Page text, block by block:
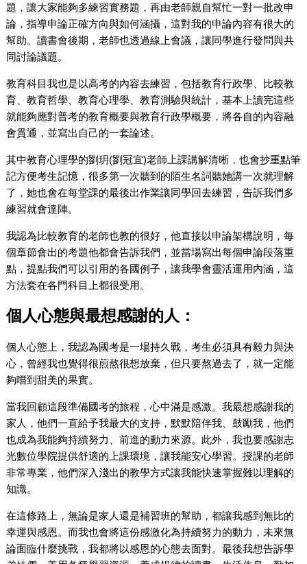
題，讓大家能夠多練習實務題，再由老師親自幫忙一對一批改申
論，指導申論正確方向與如何涵攝，這對我的申論內容有很大的
幫助。讀書會後期，老師也透過線上會議，讓同學進行發問與共
同討論議題。
教育科目我也是以高考的內容去練習，包括教育行政學、比較教
育、教育哲學、教育心理學、教育測驗與統計，基本上讀完這些
就能夠應對普考的教育概要與教育行政學概要，將各自的內容融
會貫通，並寫出自己的一套論述。
其中教育心理學的劉玥(劉冠宜)老師上課講解清晰，也會抄重點筆
記方便考生記憶，很多第一次聽到的陌生名詞聽她講一次就理解
了，她也會在每堂課的最後出作業讓同學回去練習，告訴我們多
練習就會達陣。
我認為比較教育的老師也教的很好，他直接以申論架構說明，每
個章節會出的考題他都會告訴我們，並當場寫出每個申論段落重
點，提點我們可以引用的各國例子，讓我學會靈活運用內涵，這
方法套在各門科目上都很受用。
個人心態與最想感謝的人：
個人心態上，我認為國考是一場持久戰，考生必須具有毅力與決
心，曾經我也覺得很煎熬很想放棄，但只要熬過去了，就一定能
夠嚐到甜美的果實。
當我回顧這段準備國考的旅程，心中滿是感激。我最想感謝我的
家人，他們一直給予我最大的支持，默默陪伴我、鼓勵我，他們
也成為我能夠持續努力、前進的動力來源。此外，我也要感謝志
光數位學院提供舒適的上課環境，讓我能安心學習。授課的老師
非常專業，他們深入淺出的教學方式讓我能快速掌握難以理解的
知識。
在這條路上，無論是家人還是補習班的幫助，都讓我感到無比的
幸運與感恩。而我也會將這份感激化為持續努力的動力，未來無
論面臨什麼挑戰，我都將以感恩的心態去面對。最後我想告訴學